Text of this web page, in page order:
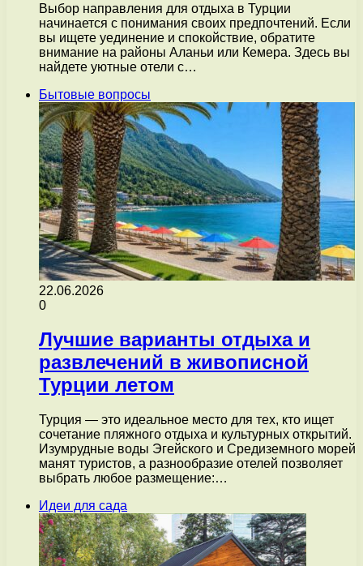
Выбор направления для отдыха в Турции
начинается с понимания своих предпочтений. Если
вы ищете уединение и спокойствие, обратите
внимание на районы Аланьи или Кемера. Здесь вы
найдете уютные отели с…
Бытовые вопросы
22.06.2026
0
Лучшие варианты отдыха и
развлечений в живописной
Турции летом
Турция — это идеальное место для тех, кто ищет
сочетание пляжного отдыха и культурных открытий.
Изумрудные воды Эгейского и Средиземного морей
манят туристов, а разнообразие отелей позволяет
выбрать любое размещение:…
Идеи для сада